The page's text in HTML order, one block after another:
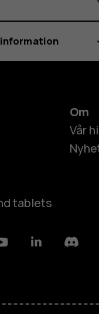
tablets
Om
Vår
LinkedinDiscord